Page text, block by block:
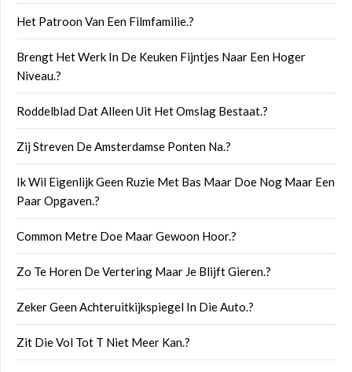
Het Patroon Van Een Filmfamilie.?
Brengt Het Werk In De Keuken Fijntjes Naar Een Hoger
Niveau.?
Roddelblad Dat Alleen Uit Het Omslag Bestaat.?
Zij Streven De Amsterdamse Ponten Na.?
Ik Wil Eigenlijk Geen Ruzie Met Bas Maar Doe Nog Maar Een
Paar Opgaven.?
Common Metre Doe Maar Gewoon Hoor.?
Zo Te Horen De Vertering Maar Je Blijft Gieren.?
Zeker Geen Achteruitkijkspiegel In Die Auto.?
Zit Die Vol Tot T Niet Meer Kan.?